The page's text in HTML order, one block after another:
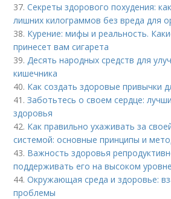
37.Секреты здорового похудения:
лишних килограммов без вреда для
38. Курение: мифы и реальность.
принесет вам сигарета
39. Десять народных средств для
кишечника
40. Как создать здоровые привычки
41.Заботьтесь о своем сердце:
здоровья
42. Как правильно ухаживать за
системой: основные принципы и
43. Важность здоровья
поддерживать его на высоком уровне
44.Окружающая среда и здоровье:
проблемы